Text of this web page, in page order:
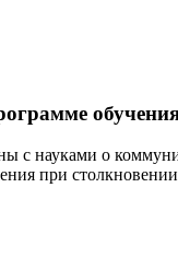
науками о
при